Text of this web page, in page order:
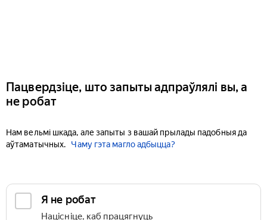
Пацвердзіце, што запыты адпраўлялі вы, а
не робат
Нам вельмі шкада, але запыты з вашай прылады падобныя да
аўтаматычных.
Чаму гэта магло адбыцца?
Я не робат
Націсніце, каб працягнуць